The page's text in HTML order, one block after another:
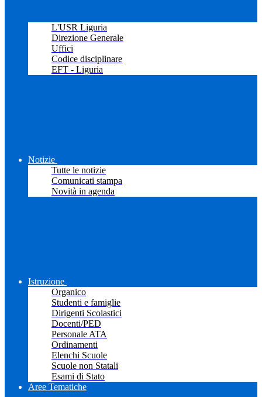
L'USR Liguria
Direzione Generale
Uffici
Codice disciplinare
EFT - Liguria
Notizie
Tutte le notizie
Comunicati stampa
Novità in agenda
Istruzione
Organico
Studenti e famiglie
Dirigenti Scolastici
Docenti/PED
Personale ATA
Ordinamenti
Elenchi Scuole
Scuole non Statali
Esami di Stato
Aree Tematiche